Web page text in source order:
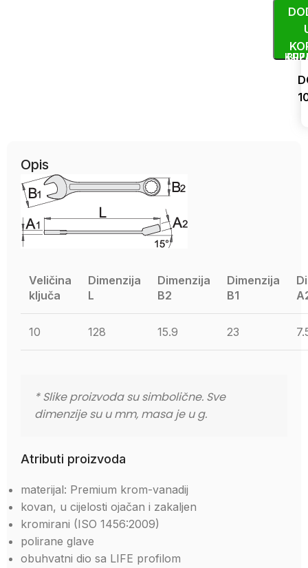
Opis
Veličina
ključa
Dimenzija
L
Dimenzija
B2
Dimenzija
B1
10 128 15.9 23
* Slike proizvoda su simbolične. Sve
dimenzije su u mm, masa je u g.
Atributi proizvoda
materijal: Premium krom-vanadij
kovan, u cijelosti ojačan i zakaljen
kromirani (ISO 1456:2009)
polirane glave
obuhvatni dio sa LIFE profilom